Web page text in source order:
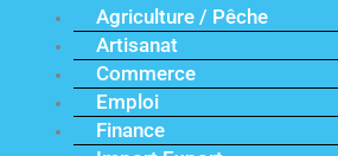
Agriculture / Pêche
Artisanat
Commerce
Emploi
Finance